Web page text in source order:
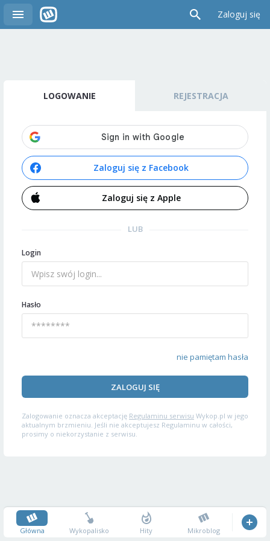
Zaloguj się
LOGOWANIE REJESTRACJA
Zaloguj się z Facebook
Zaloguj się z Apple
LUB
Login
Hasło
nie pamiętam hasła
ZALOGUJ SIĘ
Zalogowanie oznacza akceptację Regulaminu serwisu Wykop.pl w jego
aktualnym brzmieniu. Jeśli nie akceptujesz Regulaminu w całości,
prosimy o niekorzystanie z serwisu.
Główna Wykopalisko Hity Mikroblog